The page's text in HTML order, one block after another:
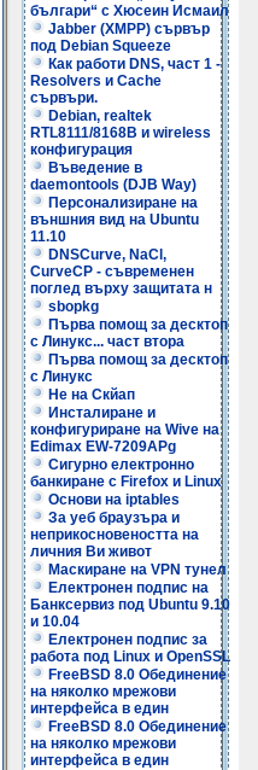
българи“ с Хюсеин Исмаил
Jabber (XMPP) сървър
под Debian Squeeze
Как работи DNS, част 1 -
Resolvers и Cache
сървъри.
Debian, realtek
RTL8111/8168B и wireless
конфигурация
Въведение в
daemontools (DJB Way)
Персонализиране на
външния вид на Ubuntu
11.10
DNSCurve, NaCl,
CurveCP - съвременен
поглед върху защитата н
sbopkg
Първа помощ за десктоп
с Линукс... част втора
Първа помощ за десктоп
с Линукс
Не на Скйап
Инсталиране и
конфигуриране на Wive на
Edimax EW-7209APg
Сигурно електронно
банкиране с Firefox и Linux
Основи на iptables
За уеб браузъра и
неприкосновеността на
личния Ви живот
Маскиране на VPN тунел
Електронен подпис на
Банксервиз под Ubuntu 9.10
и 10.04
Електронен подпис за
работа под Linux и OpenSSL
FreeBSD 8.0 Обединение
на няколко мрежови
интерфейса в един
FreeBSD 8.0 Обединение
на няколко мрежови
интерфейса в един